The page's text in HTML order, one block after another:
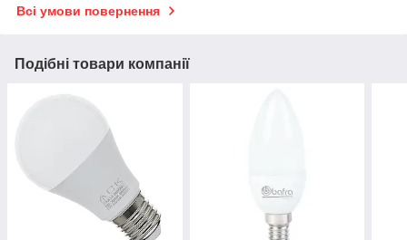
Всі умови повернення
Подібні товари компанії